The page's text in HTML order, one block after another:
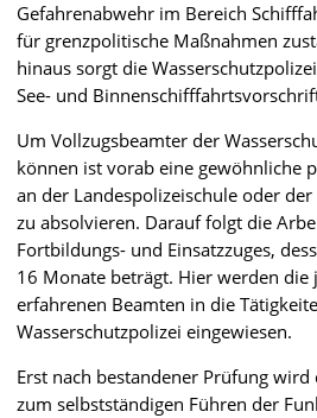
Gefahrenabwehr im Bereich
für grenzpolitische Maßnahmen
hinaus sorgt die
See- und
Um Vollzugsbeamter der
können ist vorab eine gewöhnliche
an der Landespolizeischule oder
zu absolvieren. Darauf folgt die
Fortbildungs- und Einsatzzuges,
16 Monate beträgt. Hier werden die
erfahrenen Beamten in die
Wasserschutzpolizei eingewiesen.
Erst nach bestandener Prüfung
zum selbstständigen Führen der